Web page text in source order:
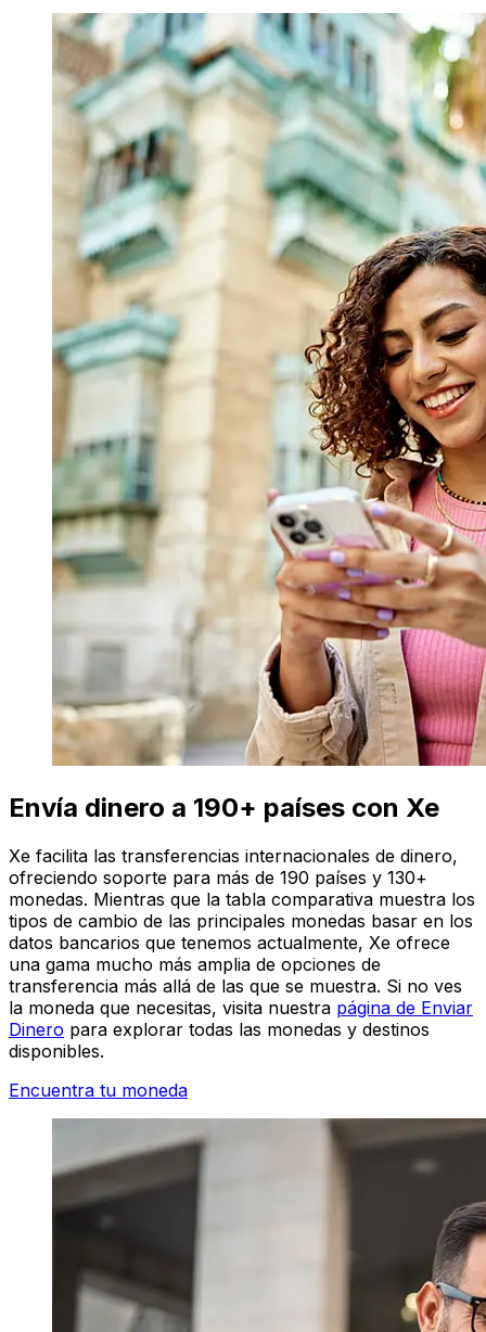
Envía dinero a 190+ países con Xe
Xe facilita las transferencias internacionales de dinero,
ofreciendo soporte para más de 190 países y 130+
monedas. Mientras que la tabla comparativa muestra los
tipos de cambio de las principales monedas basar en los
datos bancarios que tenemos actualmente, Xe ofrece
una gama mucho más amplia de opciones de
transferencia más allá de las que se muestra. Si no ves
la moneda que necesitas, visita nuestra página de Enviar
Dinero para explorar todas las monedas y destinos
disponibles.
Encuentra tu moneda